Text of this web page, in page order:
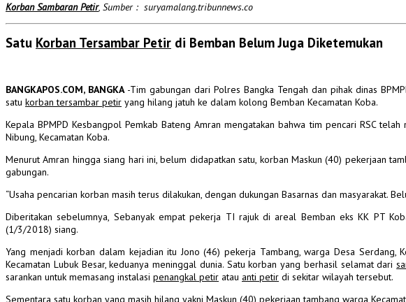
Korban Sambaran Petir, Sumber : suryamalang.tribunnews.co
Satu Korban Tersambar Petir di Bemban Belum Juga Diketemukan
BANGKAPOS.COM, BANGKA -Tim gabungan dari Polres Bangka Tengah dan pihak dinas
satu korban tersambar petir yang hilang jatuh ke dalam kolong Bemban Kecamatan Koba.
Kepala BPMPD Kesbangpol Pemkab Bateng Amran mengatakan bahwa tim pencari RSC
Nibung, Kecamatan Koba.
Menurut Amran hingga siang hari ini, belum didapatkan satu, korban Maskun (40) pekerjaan
gabungan.
“Usaha pencarian korban masih terus dilakukan, dengan dukungan Basarnas dan masyarakat.
Diberitakan sebelumnya, Sebanyak empat pekerja TI rajuk di areal Bemban eks KK PT
(1/3/2018) siang.
Yang menjadi korban dalam kejadian itu Jono (46) pekerja Tambang, warga Desa
Kecamatan Lubuk Besar, keduanya meninggal dunia. Satu korban yang berhasil selamat dari
sarankan untuk memasang instalasi penangkal petir atau anti petir di sekitar wilayah tersebut.
Sementara satu korban yang masih hilang yakni Maskun (40) pekerjaan tambang warga